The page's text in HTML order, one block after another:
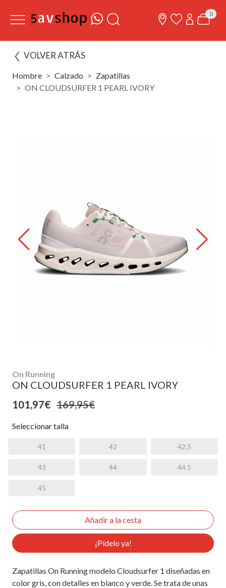
0
VOLVER ATRÁS
Hombre Calzado
Zapatillas
ON CLOUDSURFER 1 PEARL IVORY
On Running
ON CLOUDSURFER 1 PEARL IVORY
101,97€ 169,95€
Seleccionar talla
41 42 42,5
43 44 44 5
45
¡Pídelo ya!
Zapatillas On Running modelo Cloudsurfer 1 diseñadas en
color gris, con detalles en blanco y verde. Se trata de unas